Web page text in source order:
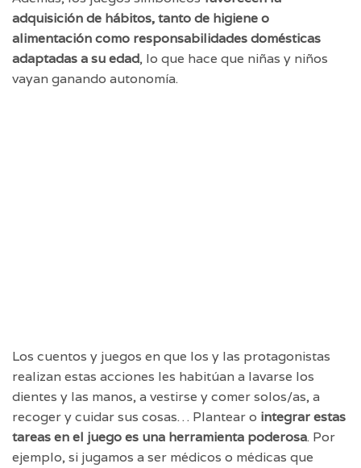
adquisición de hábitos, tanto de higiene o
alimentación como responsabilidades domésticas
adaptadas a su edad, lo que hace que niñas y niños
vayan ganando autonomía.
Los cuentos y juegos en que los y las protagonistas
realizan estas acciones les habitúan a lavarse los
dientes y las manos, a vestirse y comer solos/as, a
recoger y cuidar sus cosas… Plantear o integrar estas
tareas en el juego es una herramienta poderosa. Por
ejemplo, si jugamos a ser médicos o médicas que